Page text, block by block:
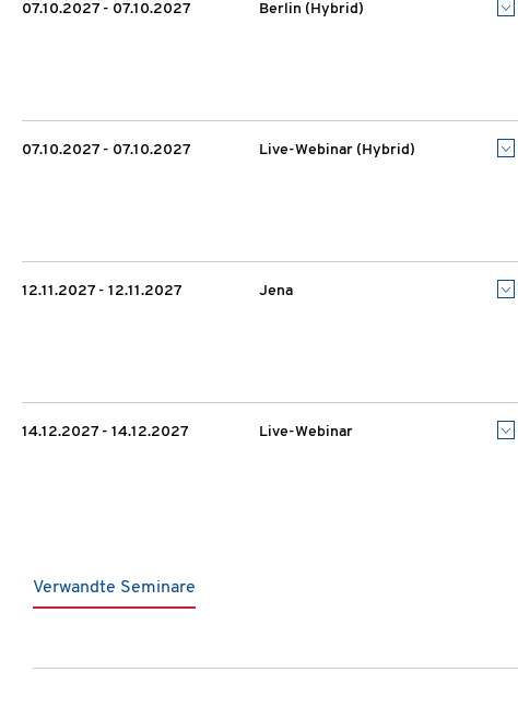
07.10.2027 - 07.10.2027 Berlin (Hybrid)
07.10.2027 - 07.10.2027 Live-Webinar (Hybrid)
12.11.2027 - 12.11.2027 Jena
14.12.2027 - 14.12.2027 Live-Webinar
Verwandte Seminare